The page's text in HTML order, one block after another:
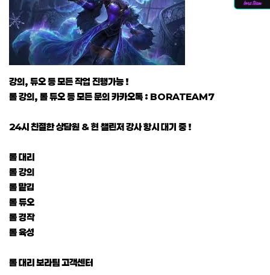
강의, 듀오 등 모든 작업 진행가능 !
롤 강의, 롤 듀오 등 모든 문의 카카오톡 : BORATEAM7
24시 친절한 상담원 & 현 챌린저 강사 항시 대기 중 !
롤 대리
롤 강의
롤 맡김
롤 듀오
롤 경작
롤 육성
롤 대리 보라팀 고객센터